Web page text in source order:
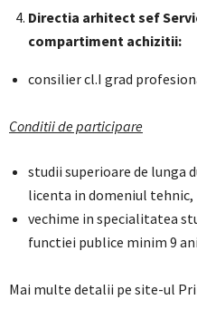
Directia arhitect sef
compartiment achizitii:
consilier cl.I grad
Conditii de participare
studii superioare de lunga
licenta in domeniul tehnic,
vechime in specialitatea
functiei publice minim 9
Mai multe detalii pe site-ul